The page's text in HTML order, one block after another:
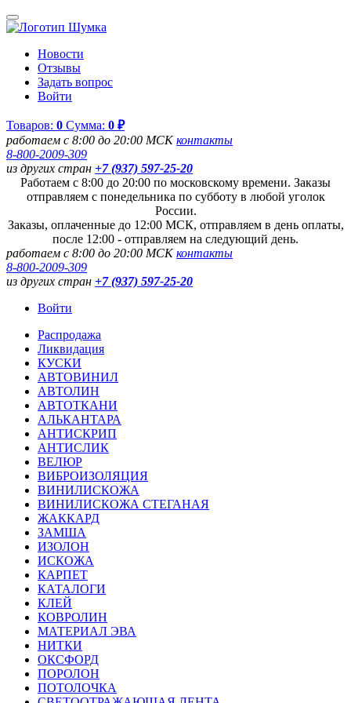
Новости
Отзывы
Задать вопрос
Войти
Товаров: 0 Сумма: 0 ₽
работаем с 8:00 до 20:00 МСКконтакты
8-800-2009-309
из других стран +7 (937) 597-25-20
Работаем с 8:00 до 20:00 по московскому времени. Заказы
отправляем с понедельника по субботу в любой уголок
России.
Заказы, оплаченные до 12:00 МСК, отправляем в день оплаты,
после 12:00 - отправляем на следующий день.
работаем с 8:00 до 20:00 МСКконтакты
8-800-2009-309
из других стран +7 (937) 597-25-20
Войти
Распродажа
Ликвидация
КУСКИ
АВТОВИНИЛ
АВТОЛИН
АВТОТКАНИ
АЛЬКАНТАРА
АНТИСКРИП
АНТИСЛИК
ВЕЛЮР
ВИБРОИЗОЛЯЦИЯ
ВИНИЛИСКОЖА
ВИНИЛИСКОЖА СТЕГАНАЯ
ЖАККАРД
ЗАМША
ИЗОЛОН
ИСКОЖА
КАРПЕТ
КАТАЛОГИ
КЛЕЙ
КОВРОЛИН
МАТЕРИАЛ ЭВА
НИТКИ
ОКСФОРД
ПОРОЛОН
ПОТОЛОЧКА